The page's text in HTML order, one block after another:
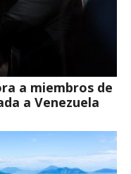
a miembros de
a Venezuela